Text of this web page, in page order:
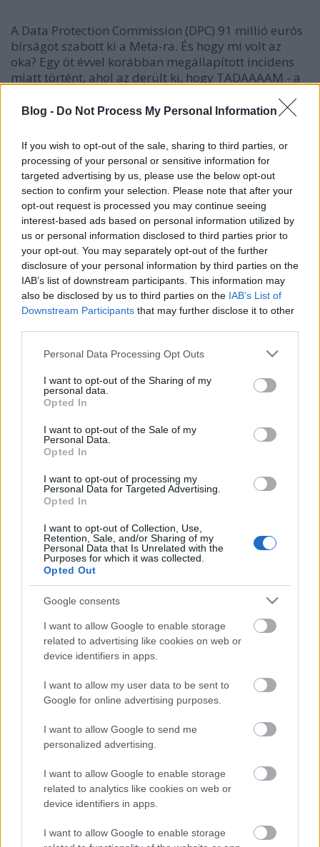
Blog - Do Not Process My Personal Information
If you wish to opt-out of the sale, sharing to third parties, or
processing of your personal or sensitive information for
targeted advertising by us, please use the below opt-out
section to confirm your selection. Please note that after your
opt-out request is processed you may continue seeing
interest-based ads based on personal information utilized by
us or personal information disclosed to third parties prior to
your opt-out. You may separately opt-out of the further
disclosure of your personal information by third parties on the
IAB’s list of downstream participants. This information may
also be disclosed by us to third parties on the IAB’s List of
Downstream Participants that may further disclose it to other
Please note that this website/app uses one or more Google
not limited to your visit or usage behaviour. You may click to
grant or deny consent to Google and its third-party tags to
use your data for below specified purposes in below Google
consent section.
Personal Data Processing Opt Outs
I want to opt-out of the Sharing of my
personal data.
Opted In
I want to opt-out of the Sale of my
Personal Data.
Opted In
I want to opt-out of processing my
Personal Data for Targeted Advertising.
Opted In
I want to opt-out of Collection, Use,
Retention, Sale, and/or Sharing of my
Personal Data that Is Unrelated with the
Purposes for which it was collected.
Opted Out
Google consents
I want to allow Google to enable storage
related to advertising like cookies on web or
device identifiers in apps.
I want to allow my user data to be sent to
Google for online advertising purposes.
I want to allow Google to send me
personalized advertising.
I want to allow Google to enable storage
related to analytics like cookies on web or
device identifiers in apps.
I want to allow Google to enable storage
A Data Protection Commission (DPC) 91 millió eurós
bírságot szabott ki a Meta-ra. És hogy mi volt az
oka? Egy öt évvel korábban megállapított incidens
miatt történt, ahol az derült ki, hogy TADAAAAM - a
jelszó adatbázist.
Az 5 leggyakoribb jelszó hiba
Csizmazia Darab István [Rambo]•2020. május 12.
A jelszó érték, bizalmas adatainkat, belépési
hitelesítéseinket, személyes fájljainkat védelmezi.
Ehhez azonban megfelelően kell kezelni, amiről már
Password Day alkalmából a mostani összeállítás
azokat a leggyakoribb típushibákat eleveníti fel,…
2018. Jelszavak plain textben, jól van,
leülhetsz, egyes
Csizmazia Darab István [Rambo]
Egészen elképesztő állapotokra hívta fel a figyelmet